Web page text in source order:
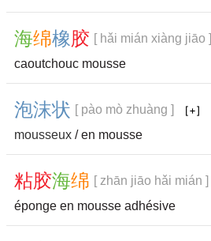
海绵橡胶 [ hǎi mián xiàng jiāo ]
caoutchouc mousse
泡沫状 [ pào mò zhuàng ]
mousseux / en mousse
粘胶海绵 [ zhān jiāo hǎi mián ]
éponge en mousse adhésive